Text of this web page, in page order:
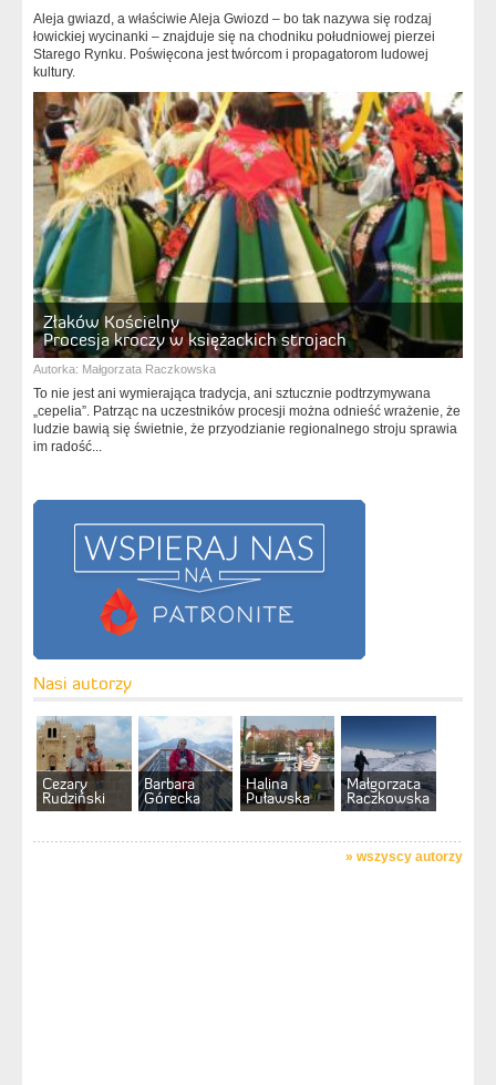
Aleja gwiazd, a właściwie Aleja Gwiozd – bo tak nazywa się rodzaj
łowickiej wycinanki – znajduje się na chodniku południowej pierzei
Starego Rynku. Poświęcona jest twórcom i propagatorom ludowej
kultury.
Złaków Kościelny
Procesja kroczy w księżackich strojach
Autorka: Małgorzata Raczkowska
To nie jest ani wymierająca tradycja, ani sztucznie podtrzymywana
„cepelia”. Patrząc na uczestników procesji można odnieść wrażenie, że
ludzie bawią się świetnie, że przyodzianie regionalnego stroju sprawia
im radość...
Nasi autorzy
Cezary
Rudziński
Barbara
Górecka
Halina
Puławska
Małgorzata
Raczkowska
» wszyscy autorzy